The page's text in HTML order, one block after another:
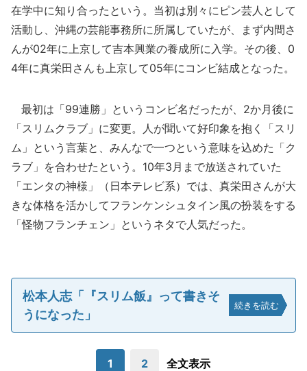
在学中に知り合ったという。当初は別々にピン芸人として
活動し、沖縄の芸能事務所に所属していたが、まず内間さ
んが02年に上京して吉本興業の養成所に入学。その後、0
4年に真栄田さんも上京して05年にコンビ結成となった。
最初は「99連勝」というコンビ名だったが、2か月後に
「スリムクラブ」に変更。人が聞いて好印象を抱く「スリ
ム」という言葉と、みんなで一つという意味を込めた「ク
ラブ」を合わせたという。10年3月まで放送されていた
「エンタの神様」（日本テレビ系）では、真栄田さんが大
きな体格を活かしてフランケンシュタイン風の扮装をする
「怪物フランチェン」というネタで人気だった。
松本人志「『スリム飯』って書きそ
うになった」
続きを読む
1 2 全文表示